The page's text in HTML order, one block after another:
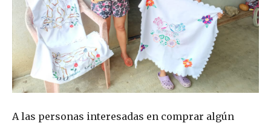
A las personas interesadas en comprar algún